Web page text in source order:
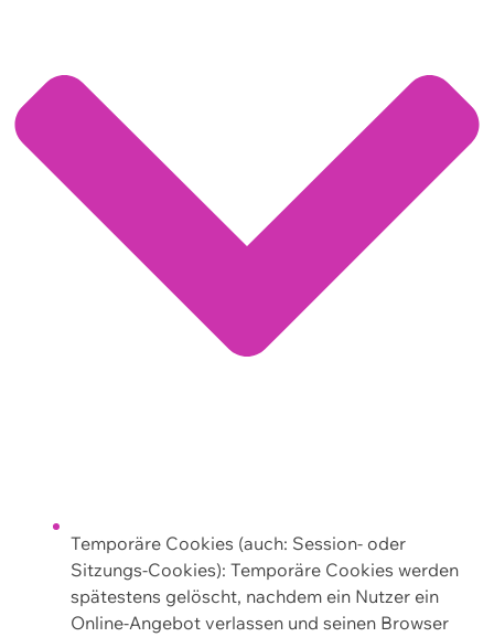
Temporäre Cookies (auch: Session- oder
Sitzungs-Cookies): Temporäre Cookies werden
spätestens gelöscht, nachdem ein Nutzer ein
Online-Angebot verlassen und seinen Browser